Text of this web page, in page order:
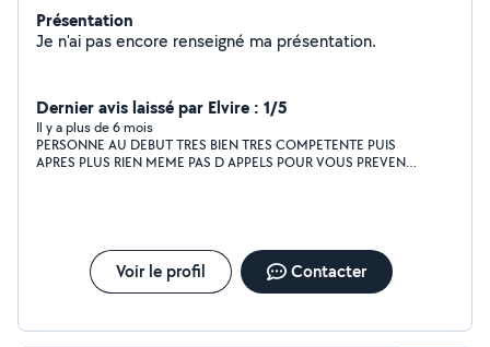
Présentation
Je n'ai pas encore renseigné ma présentation.
Dernier avis laissé par Elvire : 1/5
Il y a plus de 6 mois
PERSONNE AU DEBUT TRES BIEN TRES COMPETENTE PUIS
APRES PLUS RIEN MEME PAS D APPELS POUR VOUS PREVENIR
Voir le profil Contacter